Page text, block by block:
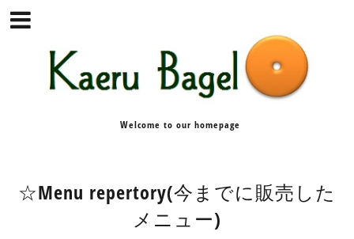
Welcome to our homepage
☆Menu repertory(今までに販売した
メニュー)